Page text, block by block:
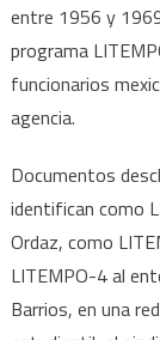
entre 1956 y
programa
funcionarios
agencia.
Documentos
identifican como
Ordaz, como
LITEMPO-4 al
Barrios, en una